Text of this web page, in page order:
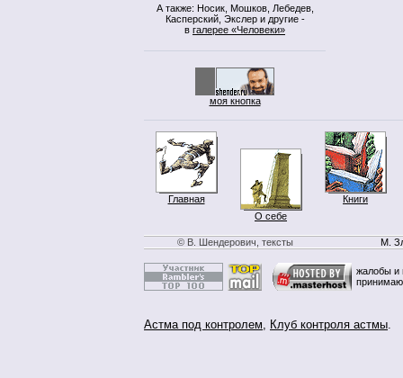
А также: Носик, Мошков, Лебедев,
Касперский, Экслер и другие -
в галерее «Человеки»
моя кнопка
Главная
О себе
Книги
© В. Шендерович, тексты М.
жалобы и
Астма под контролем, Клуб контроля астмы.